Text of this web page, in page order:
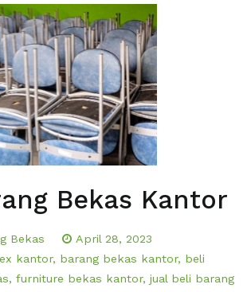
Bekas Kantor
Bekas
April 28, 2023
kantor, barang bekas kantor, beli
, furniture bekas kantor, jual beli barang